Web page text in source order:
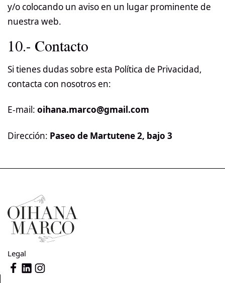
y/o colocando un aviso en un lugar prominente de
nuestra web.
10.- Contacto
Si tienes dudas sobre esta Política de Privacidad,
contacta con nosotros en:
E-mail: oihana.marco@gmail.com
Dirección: Paseo de Martutene 2, bajo 3
Legal